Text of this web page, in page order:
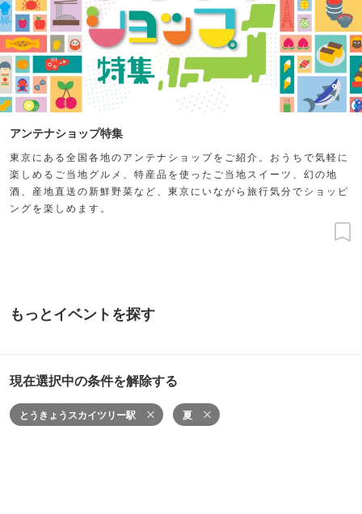
アンテナショップ特集
東京にある全国各地のアンテナショップをご紹介。おうちで気軽に
楽しめるご当地グルメ、特産品を使ったご当地スイーツ、幻の地
酒、産地直送の新鮮野菜など、東京にいながら旅行気分でショッピ
ングを楽しめます。
もっとイベントを探す
現在選択中の条件を解除する
とうきょうスカイツリー駅 夏